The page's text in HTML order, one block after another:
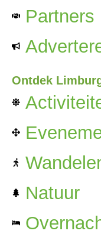
Partners
Ontdek
Natuur